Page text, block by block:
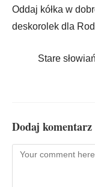
Oddaj kółka w
deskorolek dla
Stare
Dodaj komentarz